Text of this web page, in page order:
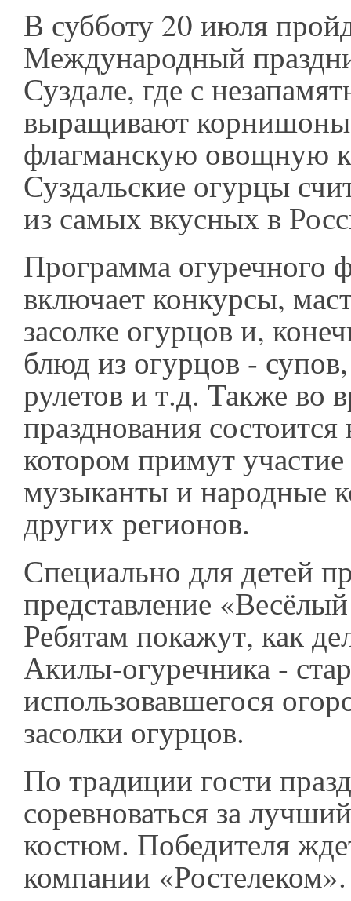
В субботу 20 июля
Международный
Суздале, где с
выращивают корнишоны
флагманскую овощную
Суздальские огурцы
из самых вкусных в
Программа огуречного
включает конкурсы,
засолке огурцов и,
блюд из огурцов -
рулетов и т.д. Также во
празднования состоится
котором примут
музыканты и народные
других регионов.
Специально для детей
представление
Ребятам покажут, как
Акилы-огуречника -
использовавшегося
засолки огурцов.
По традиции гости
соревноваться за
костюм. Победителя
компании «Ростелеком».